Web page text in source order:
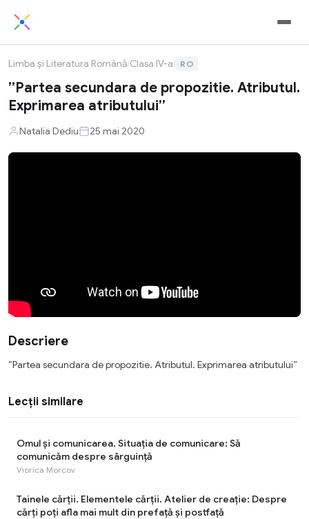
Limba și Literatura Română/Clasa IV-a/ RO
”Partea secundara de propozitie. Atributul.
Exprimarea atributului”
Natalia Dediu 25 mai 2020
Descriere
”Partea secundara de propozitie. Atributul. Exprimarea atributului”
Lecții similare
Omul și comunicarea. Situația de comunicare: Să
comunicăm despre sârguinţă
Viorica Morcov
Tainele cărţii. Elementele cărţii. Atelier de creație: Despre
cărți poți afla mai mult din prefață și postfață